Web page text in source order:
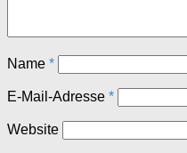
Name *
E-Mail-Adresse *
Website